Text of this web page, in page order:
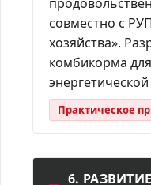
совместно с
хозяйства».
комбикорма
Практическое
6.